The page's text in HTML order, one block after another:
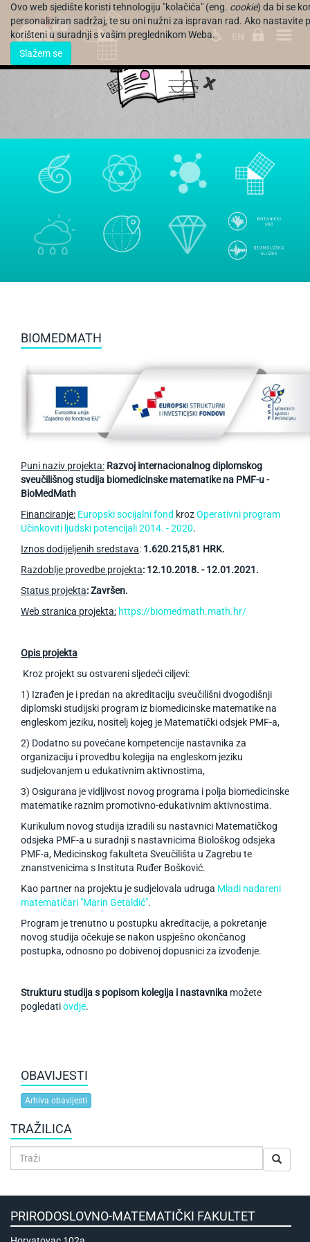
Ovo web sjedište koristi tehnologiju "kolačića" (eng. cookie) da bi se
personaliziran sadržaj, te su oni nužni za ispravan rad. Ako nastavite
korišteni u suradnji s vašim preglednikom Weba.
Slažem se
EN
BIOMEDMATH
Puni naziv projekta: Razvoj internacionalnog diplomskog
sveučilišnog studija biomedicinske matematike na PMF-u -
BioMedMath
Financiranje: Europski socijalni fond krozOperativni program
Učinkoviti ljudski potencijali 2014. - 2020.
Iznos dodijeljenih sredstava: 1.620.215,81 HRK.
Razdoblje provedbe projekta: 12.10.2018. - 12.01.2021.
Status projekta: Završen.
Web stranica projekta: https://biomedmath.math.hr/
Opis projekta
Kroz projekt su ostvareni sljedeći ciljevi:
1) Izrađen je i predan na akreditaciju sveučilišni dvogodišnji
diplomski studijski program iz biomedicinske matematike na
engleskom jeziku, nositelj kojeg je Matematički odsjek PMF-a,
2) Dodatno su povećane kompetencije nastavnika za
organizaciju i provedbu kolegija na engleskom jeziku
sudjelovanjem u edukativnim aktivnostima,
3) Osigurana je vidljivost novog programa i polja biomedicinske
matematike raznim promotivno-edukativnim aktivnostima.
Kurikulum novog studija izradili su nastavnici Matematičkog
odsjeka PMF-a u suradnji s nastavnicima Biološkog odsjeka
PMF-a, Medicinskog fakulteta Sveučilišta u Zagrebu te
znanstvenicima s Instituta Ruđer Bošković.
Kao partner na projektu je sudjelovala udruga Mladi nadareni
matematičari "Marin Getaldić".
Program je trenutno u postupku akreditacije, a pokretanje
novog studija očekuje se nakon uspješno okončanog
postupka, odnosno po dobivenoj dopusnici za izvođenje.
Strukturu studija s popisom kolegija i nastavnika možete
pogledatiovdje.
OBAVIJESTI
Arhiva obavijesti
TRAŽILICA
PRIRODOSLOVNO-MATEMATIČKI FAKULTET